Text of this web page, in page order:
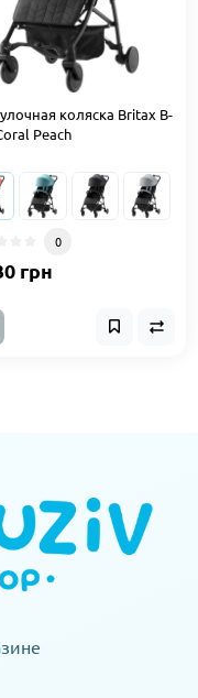
коляска Britax B-
Peach
0
грн